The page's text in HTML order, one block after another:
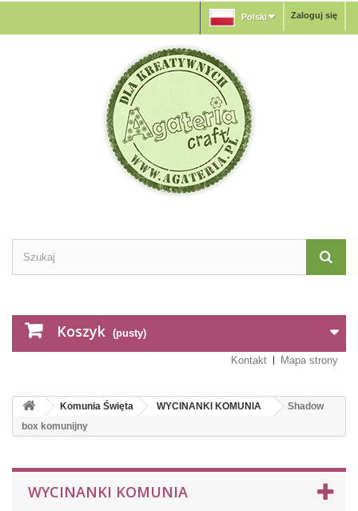
Zaloguj się
Polski
Koszyk (pusty)
Kontakt Mapa strony
Komunia Święta WYCINANKI KOMUNIA
Shadow
box komunijny
WYCINANKI KOMUNIA